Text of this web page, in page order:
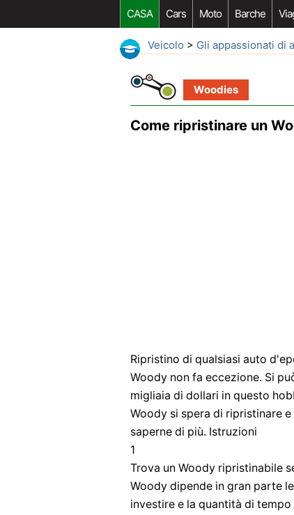
CASA Cars Moto Barche
Veicolo > Gli appassionati di
Woodies
Come ripristinare un
Ripristino di qualsiasi auto
Woody non fa eccezione. Si
migliaia di dollari in questo
Woody si spera di ripristinare
saperne di più. Istruzioni
1
Trova un Woody ripristinabile
Woody dipende in gran parte
investire e la quantità di